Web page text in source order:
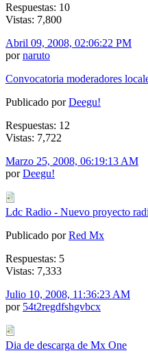
Respuestas: 10
Vistas: 7,800
Abril 09, 2008, 02:06:22 PM
pornaruto
Convocatoria moderadores
Publicado porDeegu!
Respuestas: 12
Vistas: 7,722
Marzo 25, 2008, 06:19:13 AM
porDeegu!
Ldc Radio - Nuevo proyecto
Publicado porRed Mx
Respuestas: 5
Vistas: 7,333
Julio 10, 2008, 11:36:23 AM
por 54t2regdfshgvbcx
Dia de descarga de Mx One